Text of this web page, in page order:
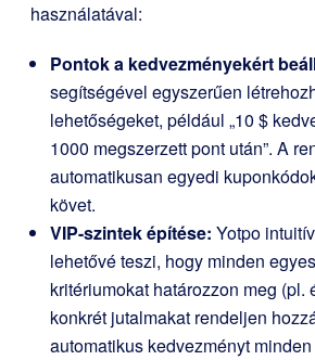
használatával:
Pontok a kedvezményekért
segítségével egyszerűen
lehetőségeket, például „10 $
1000 megszerzett pont után”. A
automatikusan egyedi
követ.
VIP-szintek építése: Yotpo
lehetővé teszi, hogy minden
kritériumokat határozzon meg (pl.
konkrét jutalmakat rendeljen
automatikus kedvezményt minden